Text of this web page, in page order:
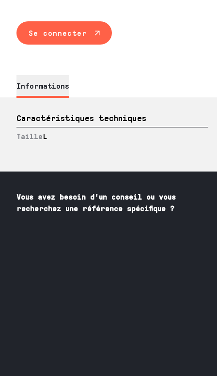
Se connecter
Informations
Caractéristiques techniques
TailleL
Vous avez besoin d'un conseil ou vous
recherchez une référence spécifique ?